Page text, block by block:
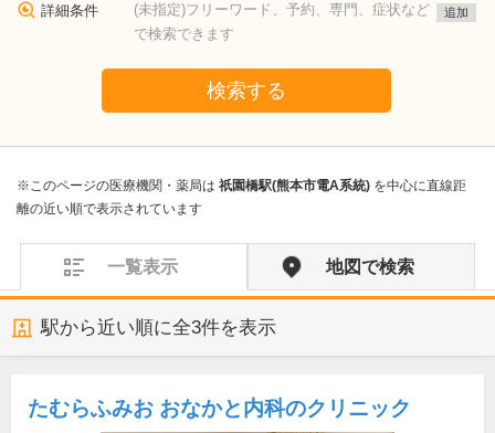
詳細条件
(未指定)フリーワード、予約、専門、症状など
で検索できます
追加
検索する
※このページの医療機関・薬局は 祇園橋駅(熊本市電A系統) を中心に直線距
離の近い順で表示されています
一覧表示 地図で検索
駅から近い順に全3件を表示
たむらふみお おなかと内科のクリニック